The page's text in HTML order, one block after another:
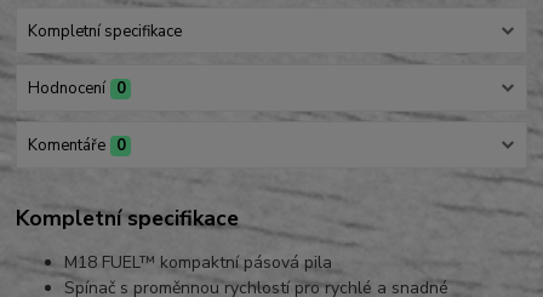
Kompletní specifikace
Hodnocení 0
Komentáře 0
Kompletní specifikace
M18 FUEL™ kompaktní pásová pila
Spínač s proměnnou rychlostí pro rychlé a snadné